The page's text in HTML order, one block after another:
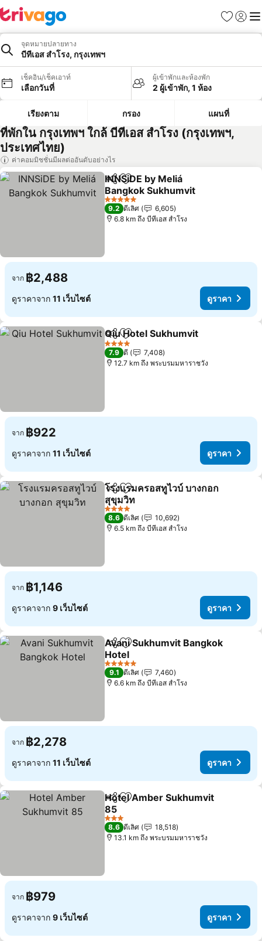
รายการโป
เข้าสู่ร
เมนู
จุดหมายปลายทาง
บีทีเอส สำโรง, กรุงเทพฯ
เช็คอิน/เช็คเอาท์
เลือกวันที่
ผู้เข้าพักและห้องพัก
2 ผู้เข้าพัก, 1 ห้อง
เรียงตาม กรอง แผนที่
ที่พักใน กรุงเทพฯ ใกล้ บีทีเอส สำโรง (กรุงเทพฯ,
ประเทศไทย)
ค่าคอมมิชชั่นมีผลต่ออันดับอย่างไร
แชร์ เพิ่มในรายการโปรด
INNSiDE by Meliá
Bangkok Sukhumvit
ดูราคา
5 ดาว
9.2 ดีเลิศ
6,605
6.8 km ถึง บีทีเอส สำโรง
จาก ฿2,488
ดูราคาจาก 11 เว็บไซต์ ดูราคา
แชร์ เพิ่มในรายการโปรด
Qiu Hotel Sukhumvit
4 ดาว
7.9 ดี
7,408
12.7 km ถึง พระบรมมหาราชวัง
จาก ฿922
ดูราคาจาก 11 เว็บไซต์ ดูราคา
แชร์ เพิ่มในรายการโปรด
โรงแรมครอสทูไวบ์ บางกอก
สุขุมวิท
ดูราคา
4 ดาว
8.6 ดีเลิศ
10,692
6.5 km ถึง บีทีเอส สำโรง
จาก ฿1,146
ดูราคาจาก 9 เว็บไซต์ ดูราคา
แชร์ เพิ่มในรายการโปรด
Avani Sukhumvit Bangkok
Hotel
ดูราคา
5 ดาว
9.1 ดีเลิศ
7,460
6.6 km ถึง บีทีเอส สำโรง
จาก ฿2,278
ดูราคาจาก 11 เว็บไซต์ ดูราคา
แชร์ เพิ่มในรายการโปรด
Hotel Amber Sukhumvit
85
ดูราคา
3 ดาว
8.6 ดีเลิศ
18,518
13.1 km ถึง พระบรมมหาราชวัง
จาก ฿979
ดูราคาจาก 9 เว็บไซต์ ดูราคา